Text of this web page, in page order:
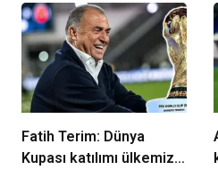
Fatih Terim: Dünya
Kupası katılımı ülkemize